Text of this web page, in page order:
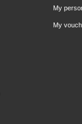
My
My